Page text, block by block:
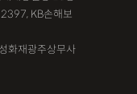
KB손해보
화재광주상무사